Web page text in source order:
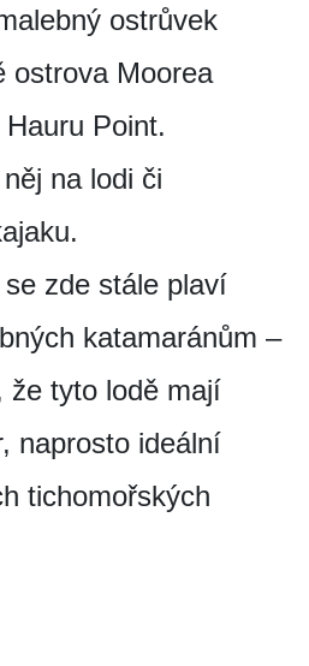
ostrůvek
ostrova Moorea
Point.
na lodi či
zde stále plaví
katamaránům –
že tyto lodě mají
naprosto ideální
tichomořských